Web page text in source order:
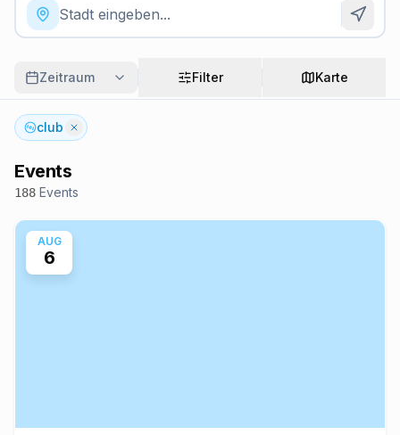
Zeitraum Filter Karte
club
Events
188 Events
AUG
6